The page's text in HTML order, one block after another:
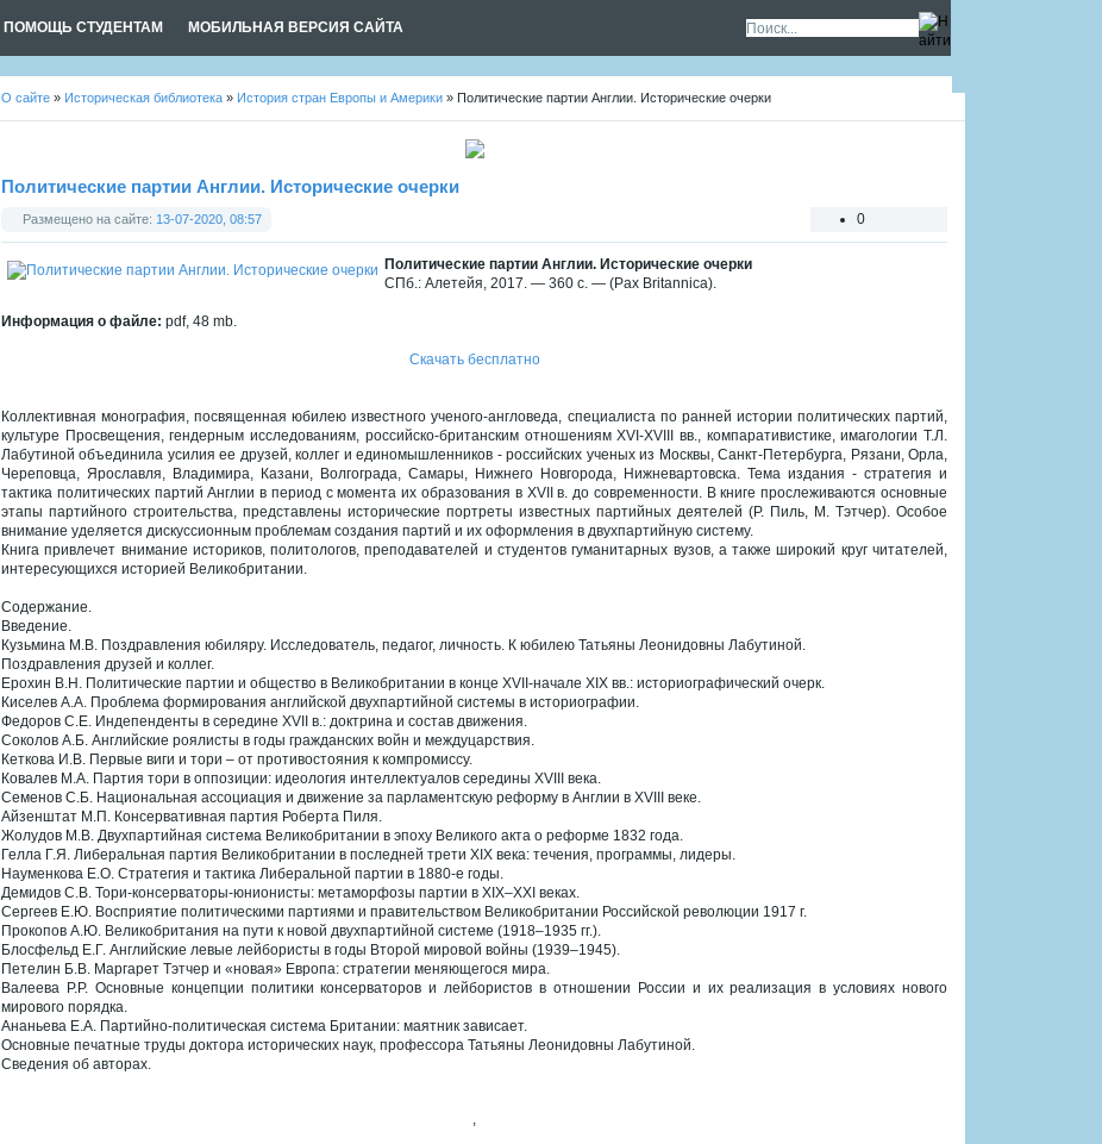
ПОМОЩЬ СТУДЕНТАМ МОБИЛЬНАЯ ВЕРСИЯ САЙТА
О сайте » Историческая библиотека » История стран Европы и Америки » Политические партии Англии. Исторические очерки
Политические партии Англии. Исторические очерки
Размещено на сайте: 13-07-2020, 08:57 0
Политические партии Англии. Исторические очерки
СПб.: Алетейя, 2017. — 360 с. — (Pax Britannica).
Информация о файле: pdf, 48 mb.
Скачать бесплатно
Коллективная монография, посвященная юбилею известного ученого-англоведа, специалиста по ранней истории политических партий,
культуре Просвещения, гендерным исследованиям, российско-британским отношениям XVI-XVIII вв., компаративистике, имагологии Т.Л.
Лабутиной объединила усилия ее друзей, коллег и единомышленников - российских ученых из Москвы, Санкт-Петербурга, Рязани, Орла,
Череповца, Ярославля, Владимира, Казани, Волгограда, Самары, Нижнего Новгорода, Нижневартовска. Тема издания - стратегия и
тактика политических партий Англии в период с момента их образования в XVII в. до современности. В книге прослеживаются основные
этапы партийного строительства, представлены исторические портреты известных партийных деятелей (Р. Пиль, М. Тэтчер). Особое
внимание уделяется дискуссионным проблемам создания партий и их оформления в двухпартийную систему.
Книга привлечет внимание историков, политологов, преподавателей и студентов гуманитарных вузов, а также широкий круг читателей,
интересующихся историей Великобритании.
Содержание.
Введение.
Кузьмина М.В. Поздравления юбиляру. Исследователь, педагог, личность. К юбилею Татьяны Леонидовны Лабутиной.
Поздравления друзей и коллег.
Ерохин В.Н. Политические партии и общество в Великобритании в конце XVII-начале XIX вв.: историографический очерк.
Киселев А.А. Проблема формирования английской двухпартийной системы в историографии.
Федоров С.Е. Индепенденты в середине XVII в.: доктрина и состав движения.
Соколов А.Б. Английские роялисты в годы гражданских войн и междуцарствия.
Кеткова И.В. Первые виги и тори – от противостояния к компромиссу.
Ковалев М.А. Партия тори в оппозиции: идеология интеллектуалов середины XVIII века.
Семенов С.Б. Национальная ассоциация и движение за парламентскую реформу в Англии в XVIII веке.
Айзенштат М.П. Консервативная партия Роберта Пиля.
Жолудов М.В. Двухпартийная система Великобритании в эпоху Великого акта о реформе 1832 года.
Гелла Г.Я. Либеральная партия Великобритании в последней трети XIX века: течения, программы, лидеры.
Науменкова Е.О. Стратегия и тактика Либеральной партии в 1880-е годы.
Демидов С.В. Тори-консерваторы-юнионисты: метаморфозы партии в XIX–XXI веках.
Сергеев Е.Ю. Восприятие политическими партиями и правительством Великобритании Российской революции 1917 г.
Прокопов А.Ю. Великобритания на пути к новой двухпартийной системе (1918–1935 гг.).
Блосфельд Е.Г. Английские левые лейбористы в годы Второй мировой войны (1939–1945).
Петелин Б.В. Маргарет Тэтчер и «новая» Европа: стратегии меняющегося мира.
Валеева Р.Р. Основные концепции политики консерваторов и лейбористов в отношении России и их реализация в условиях нового
мирового порядка.
Ананьева Е.А. Партийно-политическая система Британии: маятник зависает.
Основные печатные труды доктора исторических наук, профессора Татьяны Леонидовны Лабутиной.
Сведения об авторах.
,